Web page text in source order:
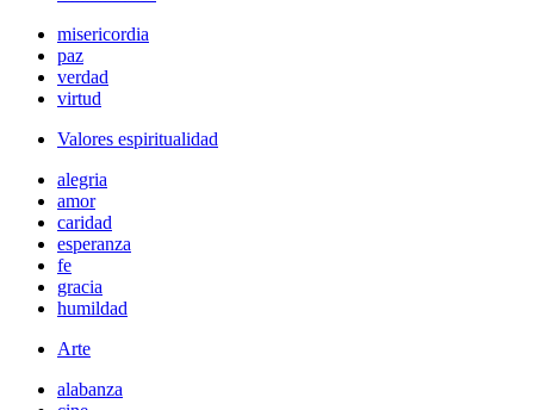
misericordia
paz
verdad
virtud
Valores espiritualidad
alegria
amor
caridad
esperanza
fe
gracia
humildad
Arte
alabanza